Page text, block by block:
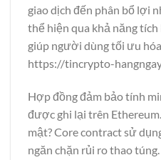
giao dịch đến phân bổ lợi
thể hiện qua khả năng
giúp người dùng tối ưu
https://tincrypto-
Hợp đồng đảm bảo tính
được ghi lại trên
mật? Core contract sử
ngăn chặn rủi ro thao